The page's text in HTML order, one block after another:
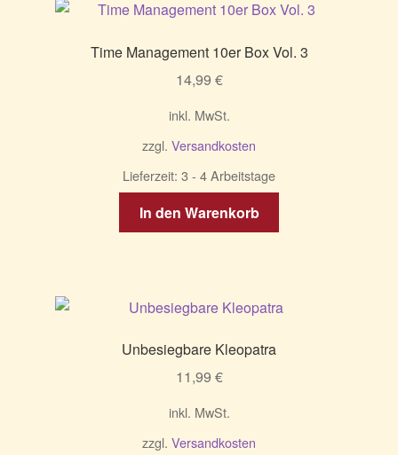
auf.
Optionen
Time Management 10er Box Vol. 3
14,99 €
inkl. MwSt.
zzgl. Versandkosten
Lieferzeit: 3 - 4 Arbeitstage
In den Warenkorb
Unbesiegbare Kleopatra
11,99 €
inkl. MwSt.
zzgl. Versandkosten